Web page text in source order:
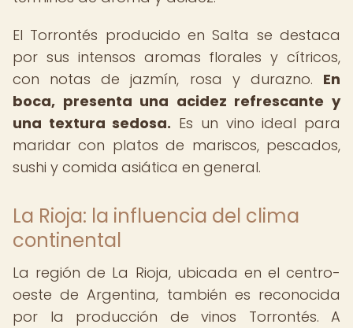
El Torrontés producido en Salta se destaca
por sus intensos aromas florales y cítricos,
con notas de jazmín, rosa y durazno. En
boca, presenta una acidez refrescante y
una textura sedosa. Es un vino ideal para
maridar con platos de mariscos, pescados,
sushi y comida asiática en general.
La Rioja: la influencia del clima
continental
La región de La Rioja, ubicada en el centro-
oeste de Argentina, también es reconocida
por la producción de vinos Torrontés. A